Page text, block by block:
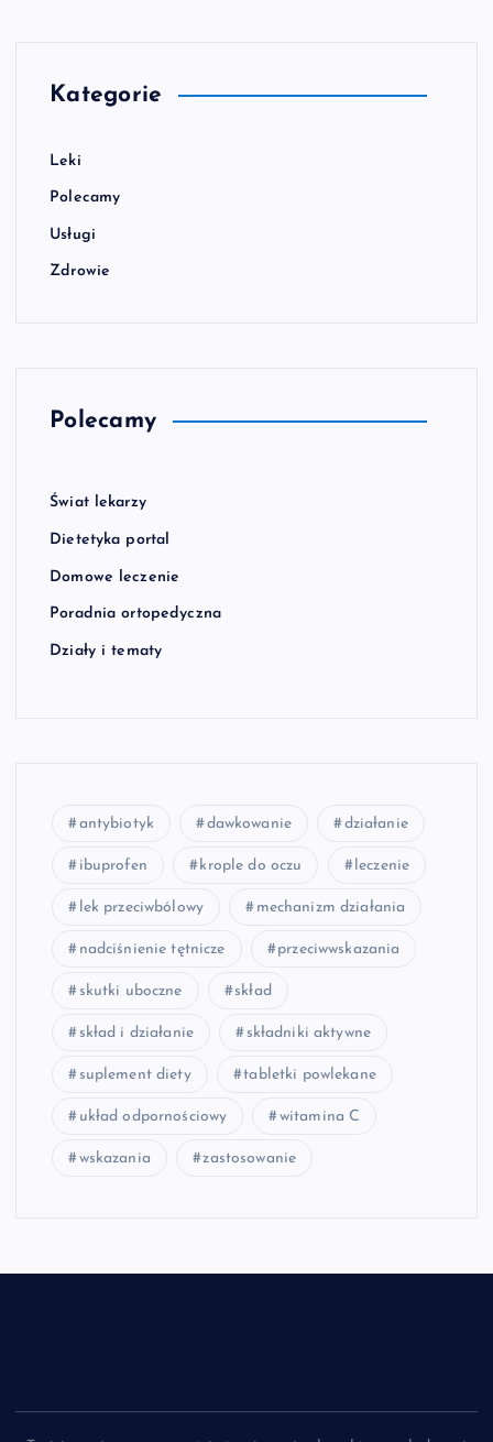
Kategorie
Leki
Polecamy
Usługi
Zdrowie
Polecamy
Świat lekarzy
Dietetyka portal
Domowe leczenie
Poradnia ortopedyczna
Działy i tematy
antybiotyk dawkowanie działanie
ibuprofen krople do oczu leczenie
lek przeciwbólowy mechanizm działania
nadciśnienie tętnicze przeciwwskazania
skutki uboczne skład
skład i działanie składniki aktywne
suplement diety tabletki powlekane
układ odpornościowy witamina C
wskazania zastosowanie